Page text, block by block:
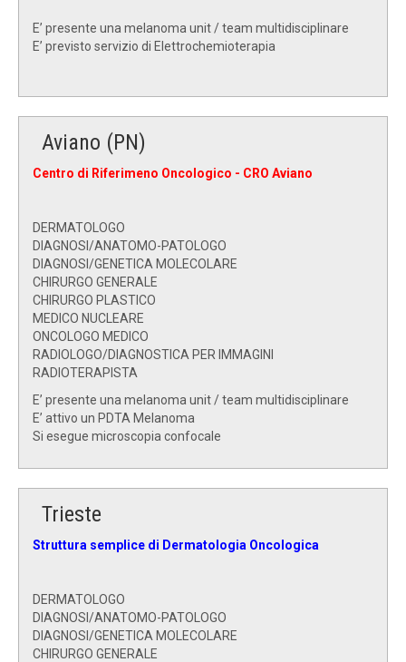
E’ presente una melanoma unit / team multidisciplinare
E’ previsto servizio di Elettrochemioterapia
Aviano (PN)
Centro di Riferimeno Oncologico - CRO Aviano
DERMATOLOGO
DIAGNOSI/ANATOMO-PATOLOGO
DIAGNOSI/GENETICA MOLECOLARE
CHIRURGO GENERALE
CHIRURGO PLASTICO
MEDICO NUCLEARE
ONCOLOGO MEDICO
RADIOLOGO/DIAGNOSTICA PER IMMAGINI
RADIOTERAPISTA
E’ presente una melanoma unit / team multidisciplinare
E’ attivo un PDTA Melanoma
Si esegue microscopia confocale
Trieste
Struttura semplice di Dermatologia Oncologica
DERMATOLOGO
DIAGNOSI/ANATOMO-PATOLOGO
DIAGNOSI/GENETICA MOLECOLARE
CHIRURGO GENERALE